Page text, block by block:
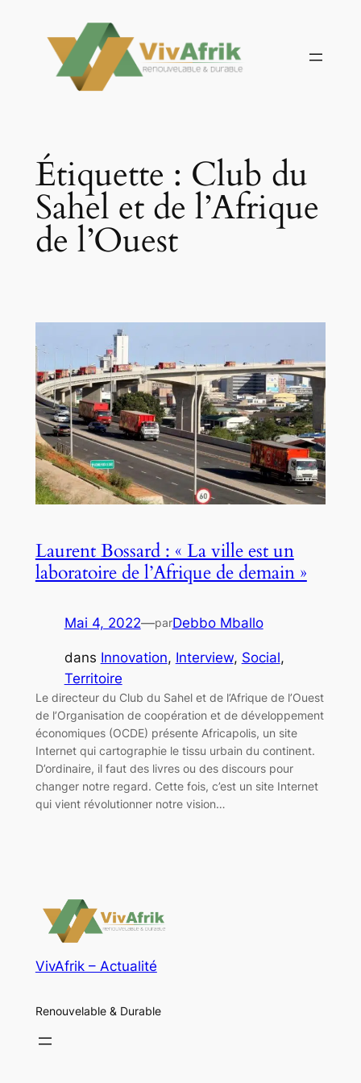
contenu
Étiquette : Club du
Sahel et de l’Afrique
de l’Ouest
Laurent Bossard : « La ville est un
laboratoire de l’Afrique de demain »
Mai 4, 2022—parDebbo Mballo
dans Innovation, Interview, Social
Territoire
Le directeur du Club du Sahel et de l’Afrique de l’Ouest
de l’Organisation de coopération et de développement
économiques (OCDE) présente Africapolis, un site
Internet qui cartographie le tissu urbain du continent.
D’ordinaire, il faut des livres ou des discours pour
changer notre regard. Cette fois, c’est un site Internet
qui vient révolutionner notre vision…
VivAfrik – Actualité
Renouvelable & Durable